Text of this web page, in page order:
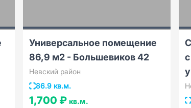
Универсальное помещение
86,9 м2 - Большевиков 42
Невский район
86.9 кв.м.
1,700 ₽кв.м.